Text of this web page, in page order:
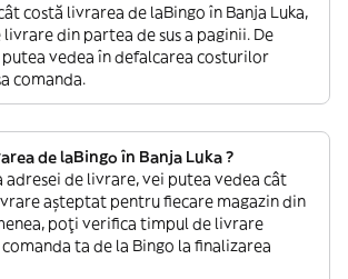
costă livrarea de laBingo în Banja Luka,
din partea de sus a paginii. De
putea vedea în defalcarea costurilor
comanda.
de laBingo în Banja Luka ?
adresei de livrare, vei putea vedea cât
așteptat pentru fiecare magazin din
poți verifica timpul de livrare
ta de la Bingo la finalizarea